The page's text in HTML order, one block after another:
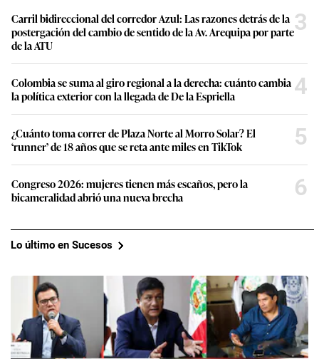
Carril bidireccional del corredor Azul: Las razones detrás de la
postergación del cambio de sentido de la Av. Arequipa por parte
de la ATU
3
Colombia se suma al giro regional a la derecha: cuánto cambia
la política exterior con la llegada de De la Espriella
4
¿Cuánto toma correr de Plaza Norte al Morro Solar? El
‘runner’ de 18 años que se reta ante miles en TikTok
5
Congreso 2026: mujeres tienen más escaños, pero la
bicameralidad abrió una nueva brecha
6
Lo último en Sucesos